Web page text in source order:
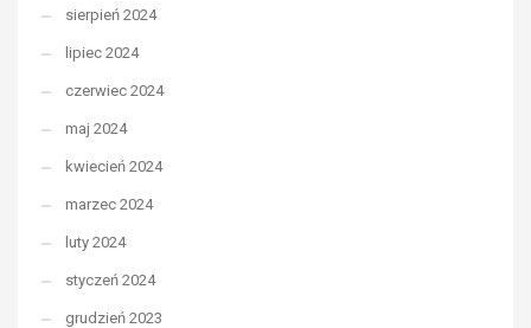
sierpień 2024
lipiec 2024
czerwiec 2024
maj 2024
kwiecień 2024
marzec 2024
luty 2024
styczeń 2024
grudzień 2023